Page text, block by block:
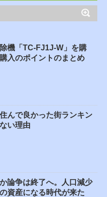
機「TC-FJ1J-W」を購
入のポイントのまとめ
んで良かった街ランキン
い理由
論争は終了へ。人口減少
資産になる時代が来た